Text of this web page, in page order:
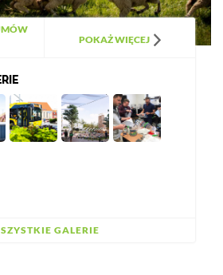
POKAŻ WIĘCEJ
GALERIE